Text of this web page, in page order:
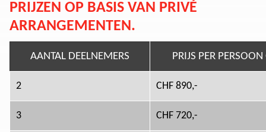
PRIJZEN OP BASIS VAN PRIVÉ
ARRANGEMENTEN.
AANTAL DEELNEMERS PRIJS PER PERSOON
2 CHF 890,-
3 CHF 720,-